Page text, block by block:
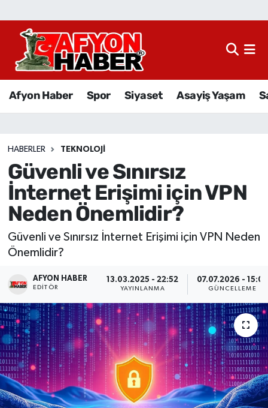
Afyon Haber Spor Siyaset Asayiş Yaşam
HABERLER TEKNOLOJI
Güvenli ve Sınırsız
İnternet Erişimi için VPN
Neden Önemlidir?
Güvenli ve Sınırsız İnternet Erişimi için VPN Neden
Önemlidir?
AFYON HABER
EDITÖR
13.03.2025 - 22:52
YAYINLANMA
07.07.2026 - 15:07
GÜNCELLEME
Afyon Haber
Sağlık
Eğitim
Ekonomi
Magazin
Etkinlikler